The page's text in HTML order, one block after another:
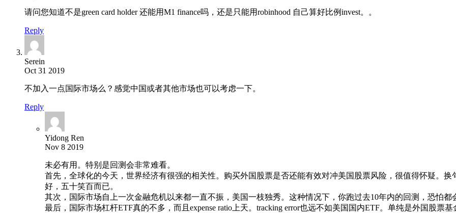
请问您知道不是green card holder 还能用M1 finance吗，还是只能用robinhood 自己算好比例invest。。
Reply
Serein
Oct 31 2019
不加入一点国际市场么？感觉中国或者其他市场也可以考虑一下。
Reply
Yidong Ren
Nov 8 2019
未必有用。特别是回测会非常难看。
首先，全球化的今天，世界经济有很强的相关性。购买外国股票是否还能有效对冲美国股票风险，很值得怀疑。
好，五十笑百而已。
其次，国际市场自上一次金融危机以来都一直不振，美国一枝独秀。这种情况下，你跑过去10年内的回测，恐怕
最后，国际市场杠杆ETF真的不多，而且expense ratio上天。tracking error也远不如美国国内ETF。单纯是外国股票